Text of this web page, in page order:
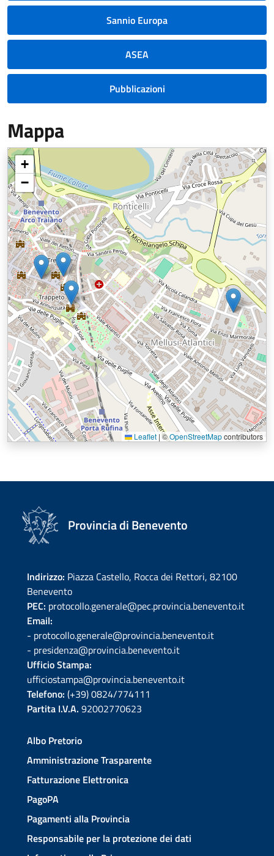
Sannio Europa
ASEA
Pubblicazioni
Mappa
+
−
Leaflet |©OpenStreetMapcontributors
Provincia di Benevento
Indirizzo: Piazza Castello, Rocca dei Rettori, 82100
Benevento
PEC: protocollo.generale@pec.provincia.benevento.it
Email:
- protocollo.generale@provincia.benevento.it
- presidenza@provincia.benevento.it
Ufficio Stampa:
ufficiostampa@provincia.benevento.it
Telefono: (+39) 0824/774111
Partita I.V.A. 92002770623
Albo Pretorio
Amministrazione Trasparente
Fatturazione Elettronica
PagoPA
Pagamenti alla Provincia
Responsabile per la protezione dei dati